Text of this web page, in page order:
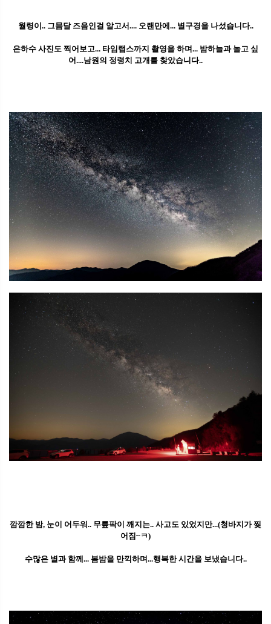
월령이.. 그믐달 즈음인걸 알고서.... 오랜만에... 별구경을 나섰습니다..
은하수 사진도 찍어보고... 타임랩스까지 촬영을 하며... 밤하늘과 놀고 싶
어....남원의 정령치 고개를 찾았습니다..
깜깜한 밤, 눈이 어두워.. 무릎팍이 깨지는.. 사고도 있었지만...(청바지가 찢
어짐~ㅋ)
수많은 별과 함께... 봄밤을 만끽하며...행복한 시간을 보냈습니다..